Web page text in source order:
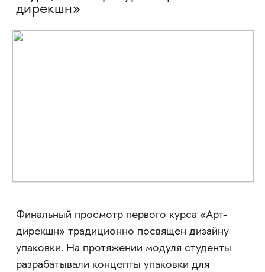
дирекшн»
Финальный просмотр первого курса «Арт-
дирекшн» традиционно посвящен дизайну
упаковки. На протяжении модуля студенты
разрабатывали концепты упаковки для